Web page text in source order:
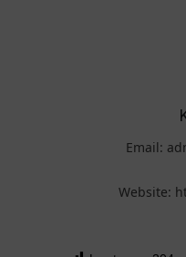
Email:
Website: